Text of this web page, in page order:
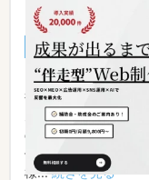
GROUP） ※
資料あり 実績
【集客・販促】【ネ
得】に強いホームペ
力を入れており、成
の実績は20,000件以
保有しているのが特
様...続きを見る